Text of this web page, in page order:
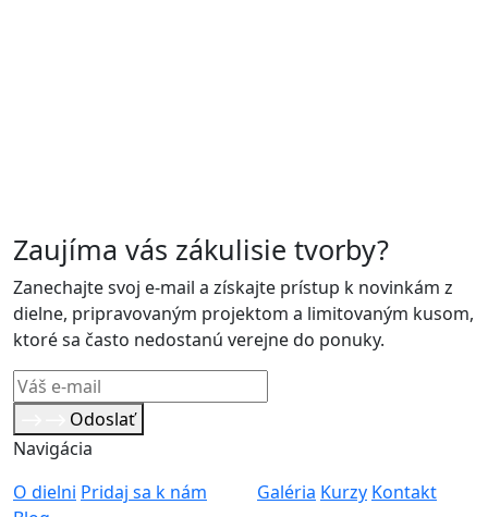
Zaujíma vás zákulisie tvorby?
Zanechajte svoj e-mail a získajte prístup k novinkám z
dielne, pripravovaným projektom a limitovaným kusom,
ktoré sa často nedostanú verejne do ponuky.
Odoslať
Navigácia
O dielni Pridaj sa k nám
Galéria Kurzy Kontakt